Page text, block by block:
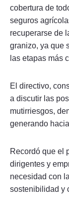
cobertura de
seguros
recuperarse de
granizo, ya que
las etapas más
El directivo,
a discutir las
mutirriesgos,
generando
Recordó que el
dirigentes y
necesidad con
sostenibilidad y